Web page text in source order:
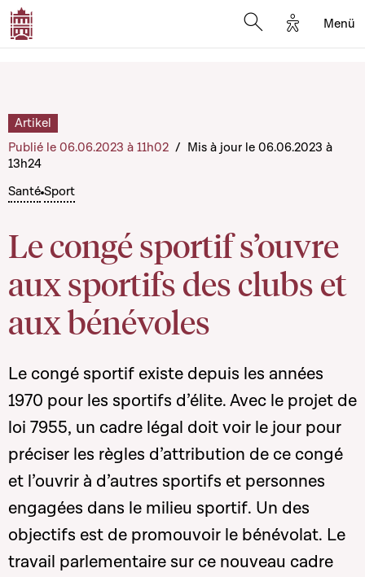
Options
Menü
Santé Sport
Le congé sportif s’ouvre
aux sportifs des clubs et
aux bénévoles
Artikel
Publié le 06.06.2023 à 11h02 / Mis à jour le 06.06.2023 à
13h24
Le congé sportif existe depuis les années
1970 pour les sportifs d’élite. Avec le projet de
loi 7955, un cadre légal doit voir le jour pour
préciser les règles d’attribution de ce congé
et l’ouvrir à d’autres sportifs et personnes
engagées dans le milieu sportif. Un des
objectifs est de promouvoir le bénévolat. Le
travail parlementaire sur ce nouveau cadre